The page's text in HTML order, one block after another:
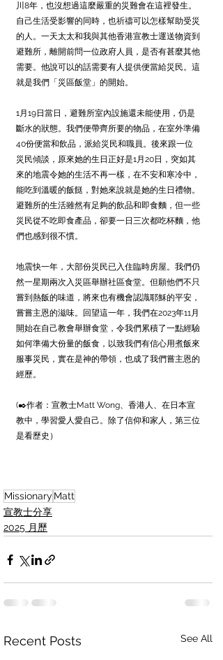
川8年，也沒想過這麼嚴重的災難會在這裡發生。
自己生活受影響的同時，也祈禱可以怎樣幫助受災
的人。一天太太和我與其他香港宣教士運送物資到
避難所，離開前問一位政府人員，是否有甚麼其他
需要。他說可以的話需要有人提供便當給災民。這
就是我們「災區飯堂」的開始。
1月19日當日，避難所室內設施還未能使用，仍是
斷水的狀態。我們便帶齊所要的物品，在室外準備
40份便當和飲品，派給災民和職員。後來跟一位
災民傾談，原來她的生日正好是1月20日，突如其
來的地震令她的生活不再一樣，在不安和寒冷中，
能吃到溫暖的飯餸，對她來說就是她的生日禮物。
避難所的生活雖然有足夠的飲品和即食麵，但一些
災民從不吃即食產品，卻要一日三次都吃杯麵，他
們也感到很不慣。
地震快一年，大部份災民已入住臨時房屋。我們仍
然一星期兩次入災區舉辦社區食堂。但願他們不只
嘗到熱飯的味道，將來也有機會認識耶穌的平安，
嘗嘗主恩的滋味。回望這一年，我們在2023年11月
開始在自己教會舉辦食堂，令我們累積了一點經驗
如何準備大份量的飯食，以致我們有信心用煮飯來
服事災民，實在是神的帶領，也成了我們嘗主恩的
經歷。
(✒️作者：宣教士Matt Wong、香港人、在日本宣
教中，學習愛人愛自己。除了信仰和家人，第三位
是看歷史）
Missionary Matt
宣教士分享
2025 月歷
Recent Posts See All